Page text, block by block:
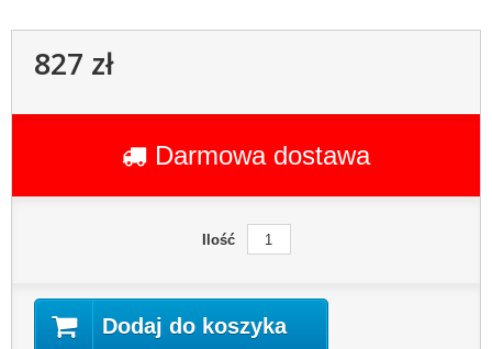
827 zł
Darmowa dostawa
Ilość
Dodaj do koszyka